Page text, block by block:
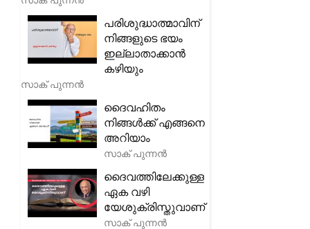
പരിശുദ്ധാത്മാവിന്
നിങ്ങളുടെ ഭയം
ഇല്ലാതാക്കാൻ
കഴിയും
സാക് പുന്നൻ
ദൈവഹിതം
നിങ്ങൾക്ക് എങ്ങനെ
അറിയാം
സാക് പുന്നൻ
ദൈവത്തിലേക്കുള്ള
ഏക വഴി
യേശുക്രിസ്തുവാണ്
സാക് പുന്നൻ